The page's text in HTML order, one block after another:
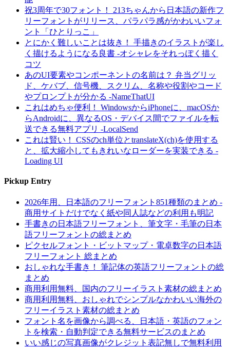
祝3周年で30フォント！ 213ちゃんから日本語の新作フ
リーフォントがリリース、パラパラ感がかわいいフォ
ント「ひとりっこ」
とにかく難しいことは抜き！ 手描きのイラストが楽し
く描けるようになる良書 -オシャレをそれっぽく描く
コツ
あのUI要素やコンポーネントの名前は？ 弁当グリッ
ド、ケバブ、信号機、スクリム、名称や役割やコード
やプロンプトが分かる -NameThatUI
これはめちゃ便利！ WindowsからiPhoneに、macOSか
らAndroidに、異なるOS・デバイス間でファイルを転
送できる無料アプリ -LocalSend
これは賢い！ CSSのch単位とtranslateX(ch)を使用する
と、拡大縮小してもきれいなローダーを実装できる -
Loading UI
Pickup Entry
2026年用、日本語のフリーフォント851種類のまとめ -
商用サイトだけでなく紙や同人誌などの利用も明記
手書きの日本語フリーフォント、筆文字・毛筆の日本
語フリーフォントの総まとめ
ピクセルフォント・ビットマップ・電卓数字の日本語
フリーフォント 総まとめ
おしゃれな手書き！ 筆記体の英語フリーフォントの総
まとめ
商用利用無料、国内のフリーイラスト素材の総まとめ
商用利用無料、おしゃれでシンプルなかわいい海外の
フリーイラスト素材の総まとめ
フォント名を画像から調べる、日本語・英語のフォン
トを検索・自動判定できる無料サービスのまとめ
いい感じの写真画像がクレジット表記無しで無料利用